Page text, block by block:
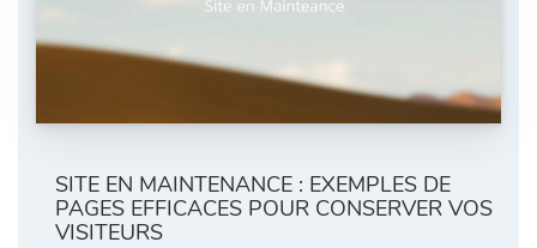
SITE EN MAINTENANCE : EXEMPLES DE
PAGES EFFICACES POUR CONSERVER VOS
VISITEURS